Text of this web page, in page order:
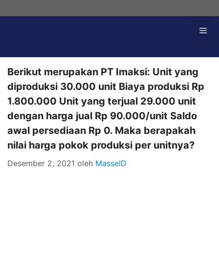
Berikut merupakan PT Imaksi: Unit yang
diproduksi 30.000 unit Biaya produksi Rp
1.800.000 Unit yang terjual 29.000 unit
dengan harga jual Rp 90.000/unit Saldo
awal persediaan Rp 0. Maka berapakah
nilai harga pokok produksi per unitnya?
Desember 2, 2021 oleh MasseID